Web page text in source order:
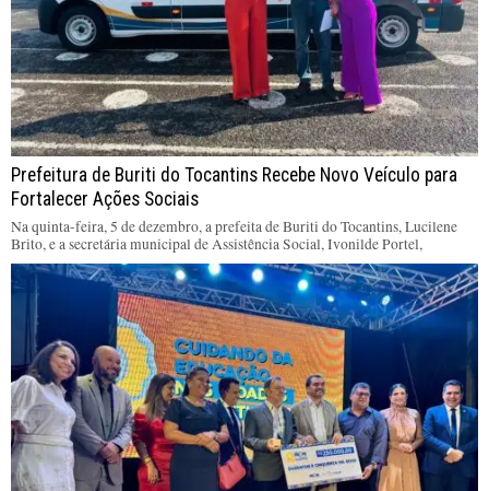
Prefeitura de Buriti do Tocantins Recebe Novo Veículo para
Fortalecer Ações Sociais
Na quinta-feira, 5 de dezembro, a prefeita de Buriti do Tocantins, Lucilene
Brito, e a secretária municipal de Assistência Social, Ivonilde Portel,